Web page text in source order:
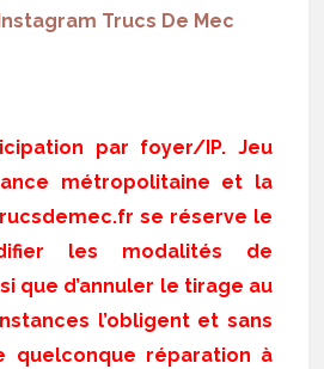
Instagram Trucs De Mec
par foyer/IP. Jeu
métropolitaine et la
se réserve le
les modalités de
que d’annuler le tirage au
l’obligent et sans
quelconque réparation à